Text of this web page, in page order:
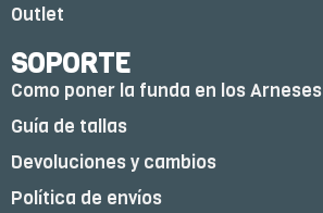
Outlet
SOPORTE
Como poner la funda en los Arneses
Guía de tallas
Devoluciones y cambios
Política de envíos